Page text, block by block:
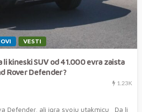
VESTI
li kineski SUV od 41.000 evra zaista
Rover Defender?
1.23K
Defender, ali igra svoju utakmicu Da li